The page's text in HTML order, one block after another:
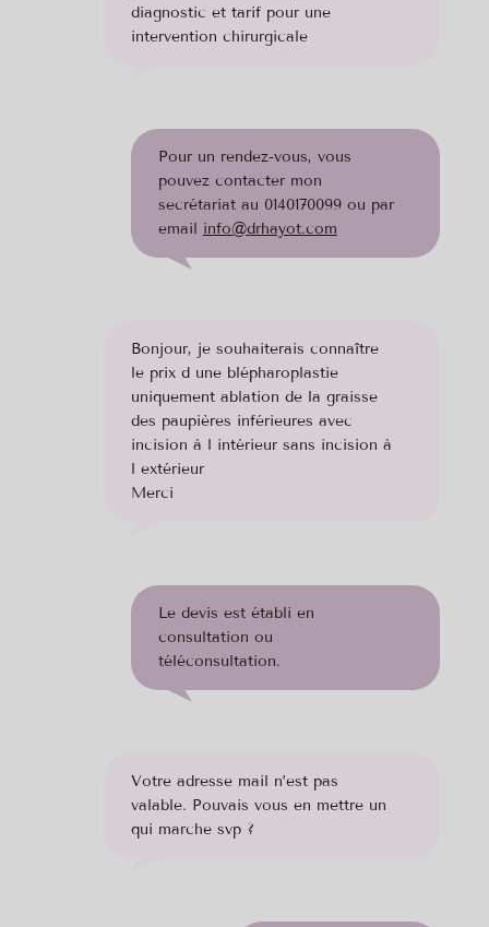
diagnostic et tarif pour une
intervention chirurgicale
Pour un rendez-vous, vous
pouvez contacter mon
secrétariat au 0140170099 ou par
email info@drhayot.com
Bonjour, je souhaiterais connaître
le prix d une blépharoplastie
uniquement ablation de la graisse
des paupières inférieures avec
incision à l intérieur sans incision à
l extérieur
Merci
Le devis est établi en
consultation ou
téléconsultation.
Votre adresse mail n’est pas
valable. Pouvais vous en mettre un
qui marche svp ?